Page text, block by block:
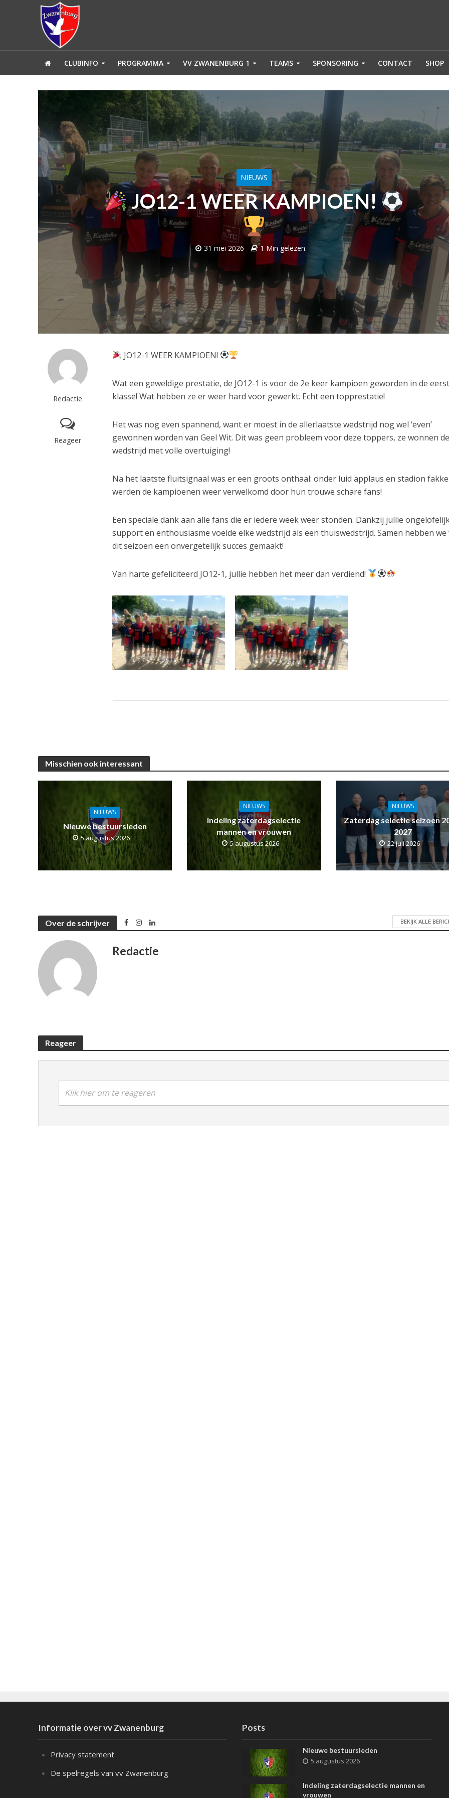
CLUBINFO PROGRAMMA VV ZWANENBURG 1 TEAMS SPONSORING CONTACT SHOP
NIEUWS
JO12-1 WEER KAMPIOEN!
31 mei 2026 1 Min gelezen
Redactie
Reageer
JO12-1 WEER KAMPIOEN!
Wat een geweldige prestatie, de JO12-1 is voor de 2e keer kampioen geworden in de
klasse! Wat hebben ze er weer hard voor gewerkt. Echt een topprestatie!
Het was nog even spannend, want er moest in de allerlaatste wedstrijd nog wel ‘even’
gewonnen worden van Geel Wit. Dit was geen probleem voor deze toppers, ze wonnen
wedstrijd met volle overtuiging!
Na het laatste fluitsignaal was er een groots onthaal: onder luid applaus en stadion
werden de kampioenen weer verwelkomd door hun trouwe schare fans!
Een speciale dank aan alle fans die er iedere week weer stonden. Dankzij jullie
support en enthousiasme voelde elke wedstrijd als een thuiswedstrijd. Samen hebben we
dit seizoen een onvergetelijk succes gemaakt!
Van harte gefeliciteerd JO12-1, jullie hebben het meer dan verdiend!
Misschien ook interessant
NIEUWS
Nieuwe bestuursleden
5 augustus 2026
NIEUWS
Indeling zaterdagselectie
mannen en vrouwen
5 augustus 2026
NIEUWS
Zaterdag selectie seizoen
2027
22 juli 2026
Over de schrijver BEKIJK ALLE
Redactie
Reageer
Klik hier om te reageren
Informatie over vv Zwanenburg
Privacy statement
De spelregels van vv Zwanenburg
Posts
Nieuwe bestuursleden
5 augustus 2026
Indeling zaterdagselectie mannen en
vrouwen